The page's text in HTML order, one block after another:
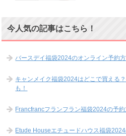
今人気の記事はこちら！
バースデイ福袋2024のオンライン予約
キャンメイク福袋2024はどこで買える
も！
Francfrancフランフラン福袋2024の予約
Etude Houseエチュードハウス福袋